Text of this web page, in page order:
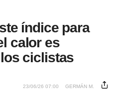
índice para
calor es
ciclistas
23/06/26 07:00 GERMÁN M.